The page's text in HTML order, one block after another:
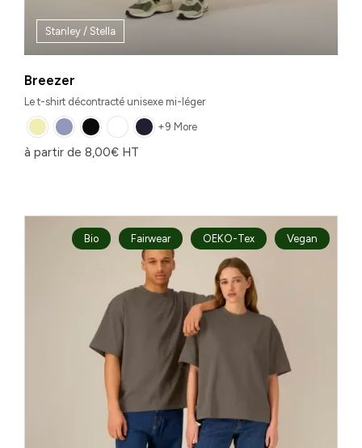
Stanley / Stella
Breezer
Le t-shirt décontracté unisexe mi-léger
+9 More
à partir de 8,00€ HT
Bio Fairwear OEKO-Tex Vegan